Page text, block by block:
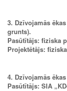
3. Dzīvojamās
grunts).
Pasūtītājs: fiziska
Projektētājs:
4. Dzīvojamās
Pasūtītājs: SIA